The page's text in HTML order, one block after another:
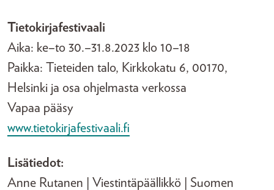
Tietokirjafestivaali
Aika: ke–to 30.–31.8.2023 klo 10–18
Paikka: Tieteiden talo, Kirkkokatu 6, 00170,
Helsinki ja osa ohjelmasta verkossa
Vapaa pääsy
www.tietokirjafestivaali.fi
Lisätiedot:
Anne Rutanen | Viestintäpäällikkö | Suomen